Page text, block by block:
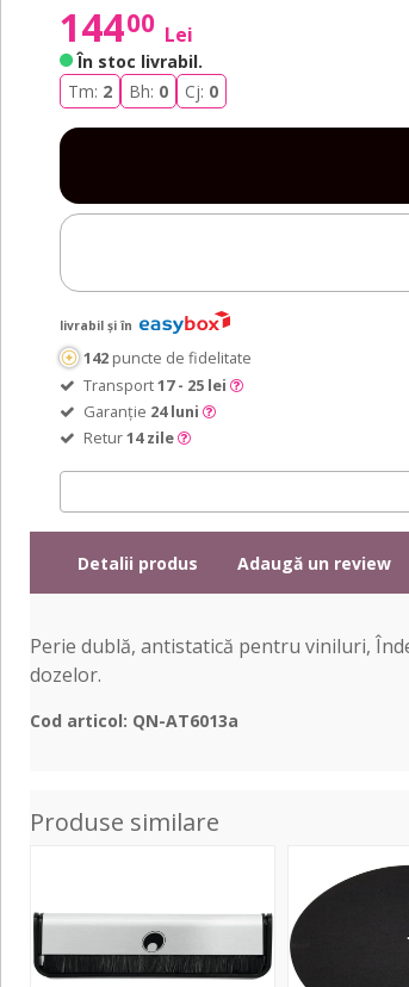
14400 Lei
În stoc livrabil.
Tm: 2 Bh: 0 Cj: 0
livrabil și în
142 puncte de fidelitate
Transport17 - 25 lei
Garanție 24 luni
Retur14 zile
Detalii produs Adaugă un review
Perie dublă, antistatică pentru viniluri,
dozelor.
Cod articol: QN-AT6013a
Produse similare
Brush
for
Cleaning
anti-
static
-
Black